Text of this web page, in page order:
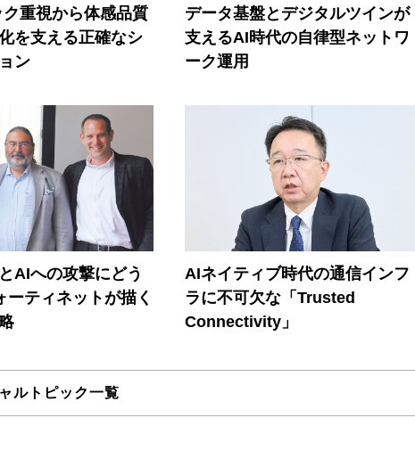
重視から体感品質
を支える正確なシ
ン
データ基盤とデジタルツインが
支えるAI時代の自律型ネットワ
ーク運用
AIへの攻撃にどう
ティネットが描く
AIネイティブ時代の通信インフ
ラに不可欠な「Trusted
Connectivity」
ルトピック一覧